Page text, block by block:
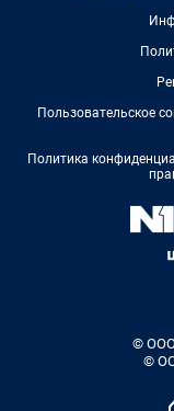
Пользовательское
Политика
© ООО
©